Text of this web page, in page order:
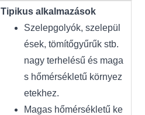
Tipikus alkalmazások
Szelepgolyók, szelepül
ések, tömítőgyűrűk stb.
nagy terhelésű és maga
s hőmérsékletű környez
etekhez.
Magas hőmérsékletű ke